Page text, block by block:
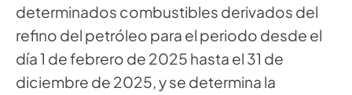
determinados combustibles derivados del
refino del petróleo para el periodo desde el
día 1 de febrero de 2025 hasta el 31 de
diciembre de 2025, y se determina la